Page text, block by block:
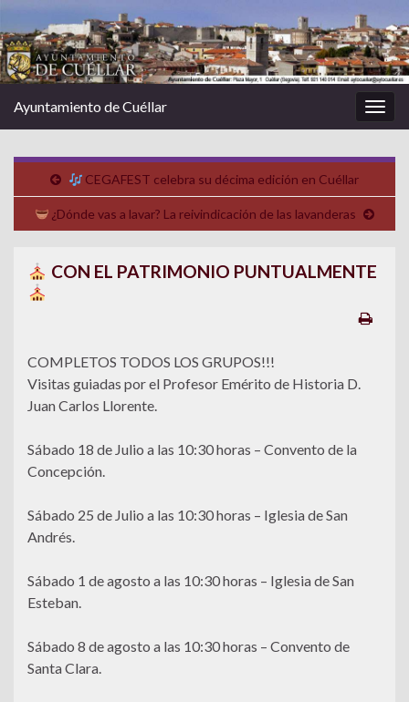
la
Ayuntamiento de Cuéllar
CEGAFEST celebra su décima edición en Cuéllar
¿Dónde vas a lavar? La reivindicación de las lavanderas
CON EL PATRIMONIO PUNTUALMENTE
COMPLETOS TODOS LOS GRUPOS!!!
Visitas guiadas por el Profesor Emérito de Historia D.
Juan Carlos Llorente.
Sábado 18 de Julio a las 10:30 horas – Convento de la
Concepción.
Sábado 25 de Julio a las 10:30 horas – Iglesia de San
Andrés.
Sábado 1 de agosto a las 10:30 horas – Iglesia de San
Esteban.
Sábado 8 de agosto a las 10:30 horas – Convento de
Santa Clara.